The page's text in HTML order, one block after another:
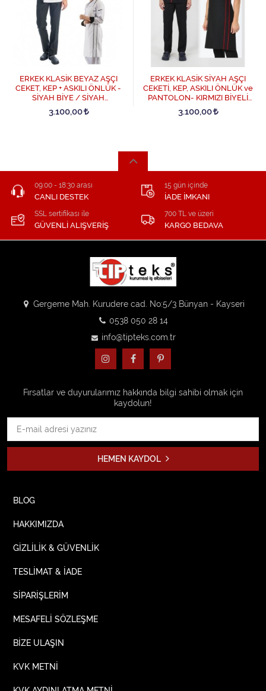
ERKEK KLASİK BEYAZ AŞÇI
CEKET, KEP + ASKILI ÖNLÜK -
SİYAH BİYE / SİYAH
PANTOLON DÖRTLÜ AŞÇI
SET - Beyaz
3.100,00
ERKEK KLASİK SİYAH AŞÇI
CEKETİ, KEP, ASKILI ÖNLÜK ve
PANTOLON- KIRMIZI BİYELİ
DÖRTLÜ AŞÇI SET - Siyah
3.100,00
09:00 - 18:30 arası
CANLI DESTEK
15 gün içinde
İADE İMKANI
SSL sertifikası ile
GÜVENLİ ALIŞVERİŞ
700 TL ve üzeri
KARGO BEDAVA
Gergeme Mah. Kurudere cad. No:5/3 Bünyan - Kayseri
0538 050 28 14
info@tipteks.com.tr
Fırsatlar ve duyurularımız hakkında bilgi sahibi olmak için
kaydolun!
HEMEN KAYDOL
BLOG
HAKKIMIZDA
GİZLİLİK & GÜVENLİK
TESLİMAT & İADE
SİPARİŞLERİM
MESAFELİ SÖZLEŞME
BİZE ULAŞIN
KVK METNİ